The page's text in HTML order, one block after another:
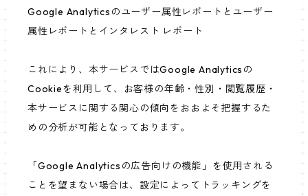
Google Analyticsのユーザー属性レポートとユーザー
属性レポートとインタレスト レポート
これにより、本サービスではGoogle Analyticsの
Cookieを利用して、お客様の年齢・性別・閲覧履歴・
本サービスに関する関心の傾向をおおよそ把握するた
めの分析が可能となっております。
「Google Analyticsの広告向けの機能」を使用される
ことを望まない場合は、設定によってトラッキングを